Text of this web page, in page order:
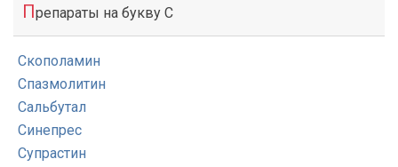
Препараты на букву С
Скополамин
Спазмолитин
Сальбутал
Синепрес
Супрастин